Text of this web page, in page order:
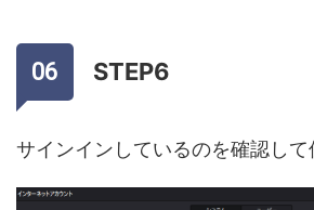
STEP6
サインインしているのを確認して